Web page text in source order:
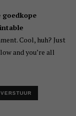
goedkope
Cool, huh? Just
and you’re all